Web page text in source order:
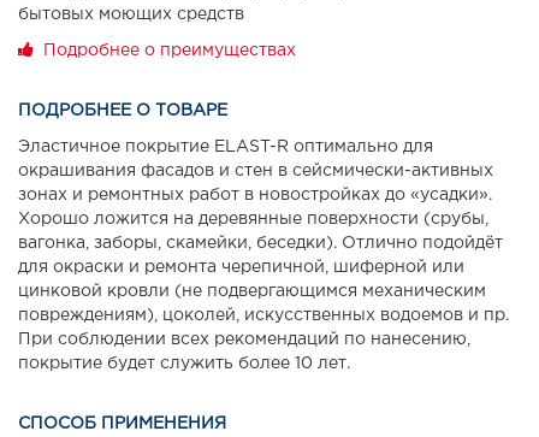
бытовых моющих средств
Подробнее о преимуществах
ПОДРОБНЕЕ О ТОВАРЕ
Эластичное покрытие ELAST-R оптимально для
окрашивания фасадов и стен в сейсмически-активных
зонах и ремонтных работ в новостройках до «усадки».
Хорошо ложится на деревянные поверхности (срубы,
вагонка, заборы, скамейки, беседки). Отлично подойдёт
для окраски и ремонта черепичной, шиферной или
цинковой кровли (не подвергающимся механическим
повреждениям), цоколей, искусственных водоемов и пр.
При соблюдении всех рекомендаций по нанесению,
покрытие будет служить более 10 лет.
СПОСОБ ПРИМЕНЕНИЯ